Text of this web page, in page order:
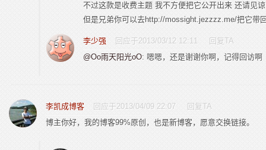
不过这款是收费主题 我不方便把它公开出来 还请见谅
但是兄弟你可以去http://mossight.jezzzz.me/把它带
李少强 回应于2013/03/12 12:11
回复TA
@Oo雨天阳光oO: 嗯嗯，还是谢谢你啊，记得回访啊
李凯成博客 回应于2013/04/09 22:07
回复TA
博主你好，我的博客99%原创，也是新博客，愿意交换链接。